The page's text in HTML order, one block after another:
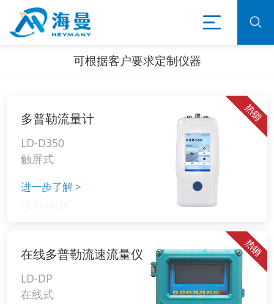
可根据客户要求定制仪器
多普勒流量计
LD-D350
触屏式
进一步了解>
在线多普勒流速流量仪
LD-DP
在线式